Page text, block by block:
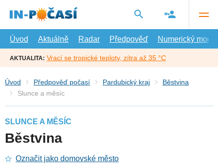
hlavní
Úvod
Aktuálně Radar Předpověď Numerický model
AKTUALITA: Vrací se tropické teploty, zítra až 35 °C
Úvod Předpověď počasí Pardubický kraj
Běstvina
Slunce a měsíc
SLUNCE A MĚSÍC
Běstvina
Označit jako domovské město